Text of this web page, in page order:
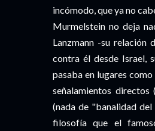
incómodo, que ya no
Murmelstein no deja
Lanzmann -su relación
contra él desde Israel,
pasaba en lugares
señalamientos
(nada de "banalidad
filosofía que el